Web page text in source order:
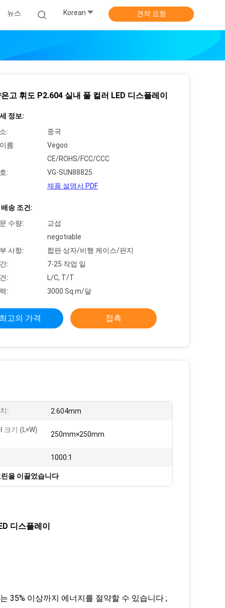
뉴스 Korean 견적 요청
고 휘도 P2.604 실내 풀 컬러 LED 디스플레이
정보:
:
중국
름:
Vegoo
CE/ROHS/FCC/CCC
:
VG-SUN88825
제품 설명서 PDF
송 조건:
수량:
교섭
negotiable
사항:
합판 상자/비행 케이스/판지
:
7-25 작업 일
:
L/C, T/T
:
3000 Sq.m/달
고의 가격 접촉
: 2.604mm
크기 (L×W)
250mm×250mm
1000:1
을 이끌었습니다
디스플레이
35% 이상까지 에너지를 절약할 수 있습니다 ;